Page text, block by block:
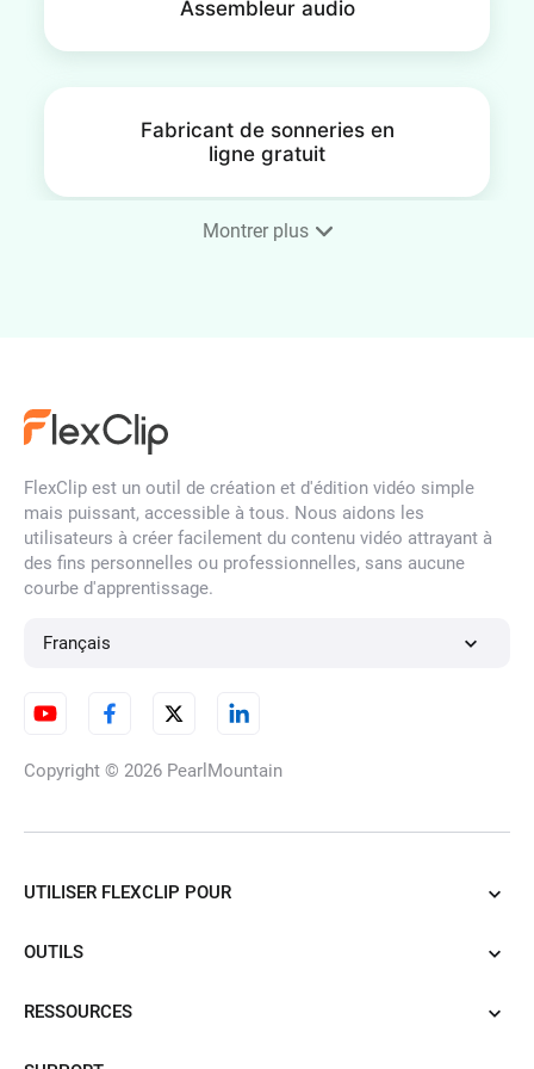
Assembleur audio
Fabricant de sonneries en
ligne gratuit
Découpeur audio
Convertisseur M4A en MP3 en
Montrer plus
FlexClip est un outil de création et d'édition vidéo simple
mais puissant, accessible à tous. Nous aidons les
utilisateurs à créer facilement du contenu vidéo attrayant à
des fins personnelles ou professionnelles, sans aucune
courbe d'apprentissage.
Français
Copyright © 2026 PearlMountain
UTILISER FLEXCLIP POUR
OUTILS
RESSOURCES